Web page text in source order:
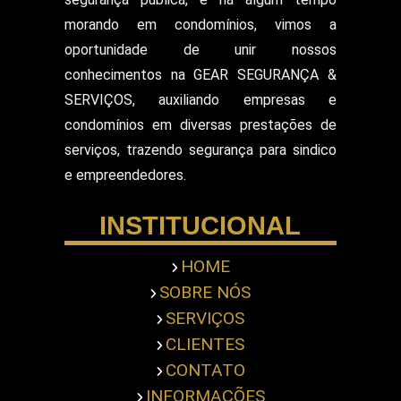
Segurança Particular Armado
Segurança Patrimonial E Monitoramento
Segurança Patrimonial em Hospitais
Segurança Patrimonial Eventos
Serviço de Escolta Armada
Empresa de Segurança em Mercado
Empresa de Segurança em Shopping Center
Serviço de Ronda com Viatura
Serviços de Portaria
Servicos Gerais Portaria
Serviços Terceirizado Portaria
Empresa de Segurança Pessoal
Terceirização de Atendimento
Terceirização de Limpeza Predial
morando em condomínios, vimos a
oportunidade de unir nossos
conhecimentos na GEAR SEGURANÇA &
SERVIÇOS, auxiliando empresas e
condomínios em diversas prestações de
serviços, trazendo segurança para sindico
e empreendedores.
INSTITUCIONAL
HOME
SOBRE NÓS
SERVIÇOS
CLIENTES
CONTATO
INFORMAÇÕES